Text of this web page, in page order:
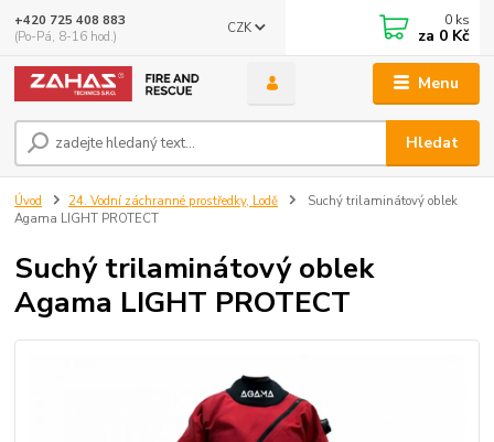
Menu
CZK
Hledat
+420 725 408 883
(Po-Pá, 8-16 hod.)
0 ks
za 0 Kč
Úvod 24. Vodní záchranné prostředky, Lodě
Suchý trilaminátový oblek
Agama LIGHT PROTECT
Suchý trilaminátový oblek
Agama LIGHT PROTECT